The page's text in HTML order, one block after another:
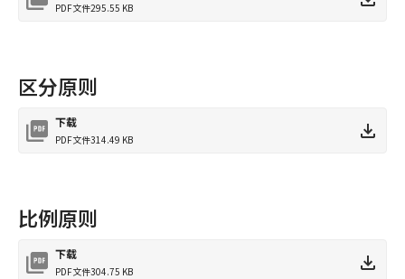
PDF文件295.55 KB
区分原则
下载
PDF文件314.49 KB
比例原则
下载
PDF文件304.75 KB